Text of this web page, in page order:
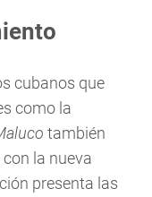
cubanos que
como la
también
la nueva
presenta las